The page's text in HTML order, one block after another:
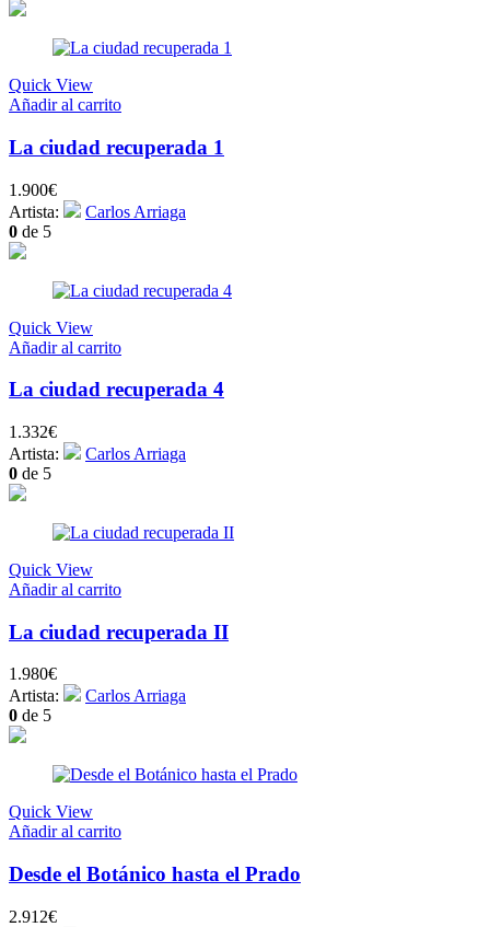
Quick View
Añadir al carrito
La ciudad recuperada 1
1.900€
Artista:
Carlos Arriaga
0 de 5
Quick View
Añadir al carrito
La ciudad recuperada 4
1.332€
Artista:
Carlos Arriaga
0 de 5
Quick View
Añadir al carrito
La ciudad recuperada II
1.980€
Artista:
Carlos Arriaga
0 de 5
Quick View
Añadir al carrito
Desde el Botánico hasta el Prado
2.912€